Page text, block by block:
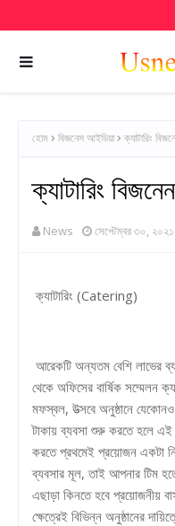
হোম বিজনেস আইডিয়া ক্যাটারিং
ক্যাটারিং
News সেপ্টেম্বর ৩০, ২০২১
ক্যাটারিং (Catering)
আরেকটি অন্যতম বেশি লাভের
থেকে অফিসের বার্ষিক সম্মেলন
মফস্বল, উত্সবে অনুষ্ঠানে
টাকায় ব্যবসা শুরু করতে হলে এই
করতে প্রথমেই প্রয়োজন একটা
ব্যবসার মূল, তাই আপনার টিম
এছাড়া কিনতে হবে প্রয়োজনীয়
ক্ষেত্রেই বিভিন্ন অনুষ্ঠানের